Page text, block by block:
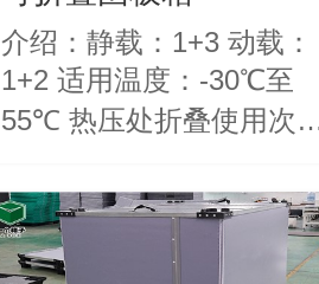
介绍：静载：1+3 动载：
1+2 适用温度：-30℃至
55℃ 热压处折叠使用次